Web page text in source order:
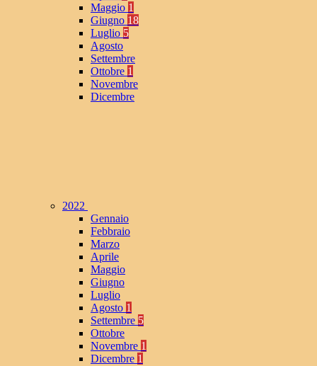
Maggio 1
Giugno 18
Luglio 5
Agosto
Settembre
Ottobre 1
Novembre
Dicembre
2022
Gennaio
Febbraio
Marzo
Aprile
Maggio
Giugno
Luglio
Agosto 1
Settembre 5
Ottobre
Novembre 1
Dicembre 1